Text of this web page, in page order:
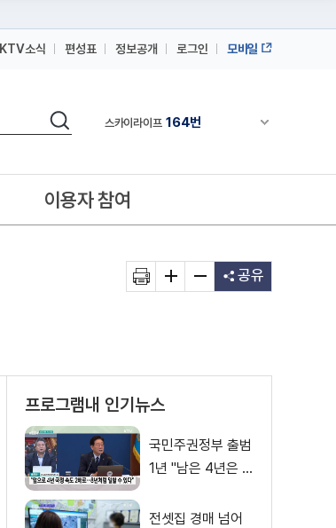
KTV소식 편성표 정보공개 로그인 모바일
검색 채널안내 펼쳐
IPTV(KT, SKB, LGU+) 64번
IPTV(KT, SKB, LGU+)
이용자 참여
공유
프로그램내 인기뉴스
국민주권정부 출범
1년 "남은 4년은 8
전셋집 경매 넘어